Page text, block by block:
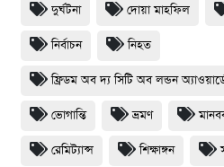
দুর্ঘটনা দোয়া মাহফিল
নির্বাচন নিহত
ফ্রিডম অব দ্য সিটি অব লন্ডন
ভোগান্তি ভ্রমণ
রেমিট্যান্স শিক্ষাঙ্গন